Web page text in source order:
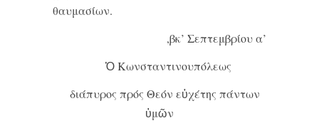
θαυμασίων.
,βκ’ Σεπτεμβρίου α’
Ὁ Κωνσταντινουπόλεως
διάπυρος πρός Θεόν εὐχέτης πάντων
ὑμῶν